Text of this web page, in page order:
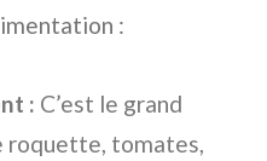
:
: C’est le grand
roquette, tomates,